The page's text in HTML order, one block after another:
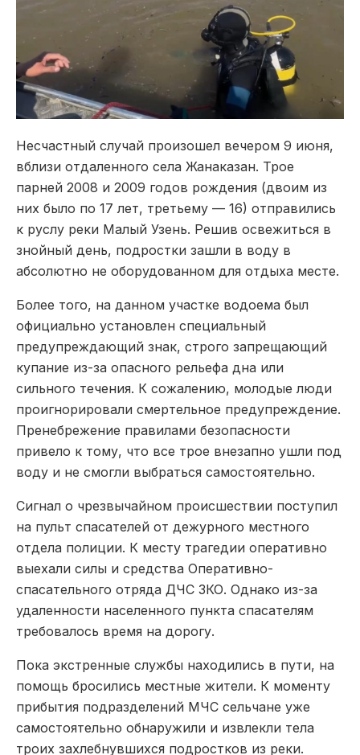
Несчастный случай произошел вечером 9 июня,
вблизи отдаленного села Жанаказан. Трое
парней 2008 и 2009 годов рождения (двоим из
них было по 17 лет, третьему — 16) отправились
к руслу реки Малый Узень. Решив освежиться в
знойный день, подростки зашли в воду в
абсолютно не оборудованном для отдыха месте.
Более того, на данном участке водоема был
официально установлен специальный
предупреждающий знак, строго запрещающий
купание из-за опасного рельефа дна или
сильного течения. К сожалению, молодые люди
проигнорировали смертельное предупреждение.
Пренебрежение правилами безопасности
привело к тому, что все трое внезапно ушли под
воду и не смогли выбраться самостоятельно.
Сигнал о чрезвычайном происшествии поступил
на пульт спасателей от дежурного местного
отдела полиции. К месту трагедии оперативно
выехали силы и средства Оперативно-
спасательного отряда ДЧС ЗКО. Однако из-за
удаленности населенного пункта спасателям
требовалось время на дорогу.
Пока экстренные службы находились в пути, на
помощь бросились местные жители. К моменту
прибытия подразделений МЧС сельчане уже
самостоятельно обнаружили и извлекли тела
троих захлебнувшихся подростков из реки.